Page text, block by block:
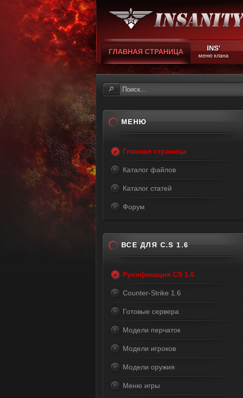
ГЛАВНАЯ СТРАНИЦА INS'
меню клана
МЕНЮ
Главная страница
Каталог файлов
Каталог статей
Форум
ВСЕ ДЛЯ C.S 1.6
Русификация CS 1.6
Counter-Strike 1.6
Готовые сервера
Модели перчаток
Модели игроков
Модели оружия
Меню игры